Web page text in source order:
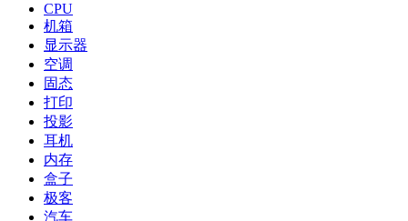
CPU
机箱
显示器
空调
固态
打印
投影
耳机
内存
盒子
极客
汽车